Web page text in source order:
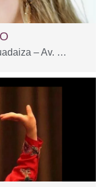
Av. Oriental, 23